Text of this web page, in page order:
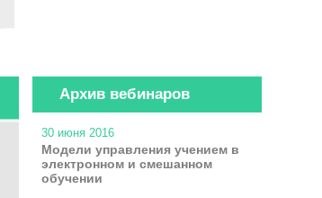
Архив вебинаров
30 июня 2016
Модели управления учением в
электронном и смешанном
обучении